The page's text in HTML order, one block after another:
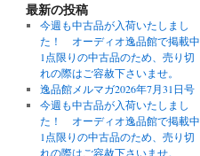
最新の投稿
今週も中古品が入荷いたしまし
た！ オーディオ逸品館で掲載中
1点限りの中古品のため、売り切
れの際はご容赦下さいませ。
逸品館メルマガ2026年7月31日号
今週も中古品が入荷いたしまし
た！ オーディオ逸品館で掲載中
1点限りの中古品のため、売り切
れの際はご容赦下さいませ。